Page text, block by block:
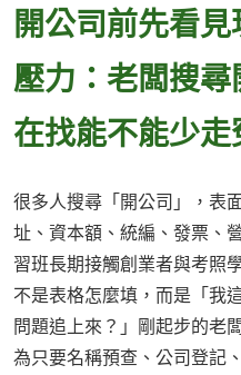
開公司前先看
壓力：老闆搜
在找能不能少
很多人搜尋「開公司」，表
址、資本額、統編、發票、
習班長期接觸創業者與考照
不是表格怎麼填，而是「我
問題追上來？」剛起步的老
為只要名稱預查、公司登記